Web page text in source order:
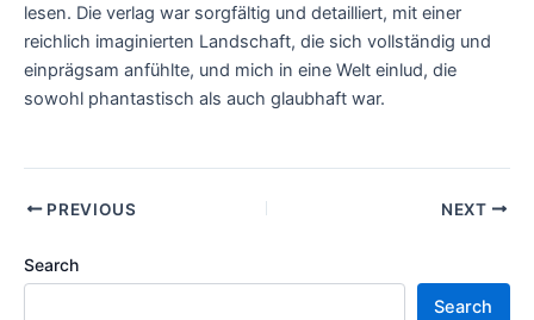
lesen. Die verlag war sorgfältig und detailliert, mit einer
reichlich imaginierten Landschaft, die sich vollständig und
einprägsam anfühlte, und mich in eine Welt einlud, die
sowohl phantastisch als auch glaubhaft war.
PREVIOUS NEXT
Search
Search